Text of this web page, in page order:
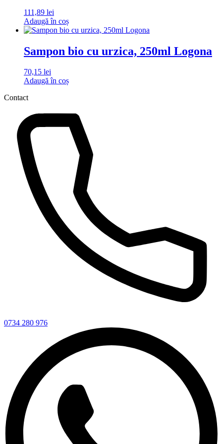
111,89 lei
Adaugă în coș
Sampon bio cu urzica, 250ml Logona
70,15 lei
Adaugă în coș
Contact
0734 280 976